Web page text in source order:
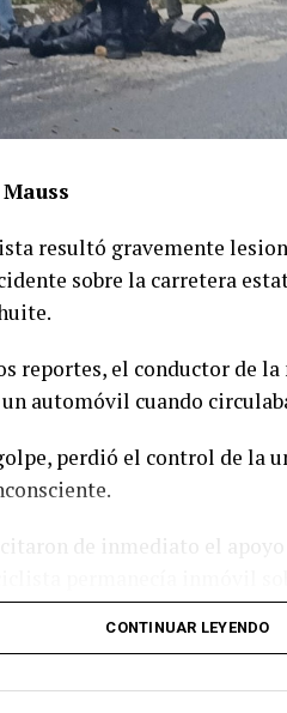
resultó gravemente
sobre la carretera
reportes, el conductor de
automóvil cuando
perdió el control de la
de inmediato el apoyo
la velocidad para evitar
estabilizarlo, lo trasladaron
CONTINUAR LEYENDO